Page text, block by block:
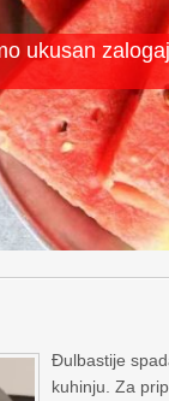
ukusan
Đulbastije
kuhinju. Za